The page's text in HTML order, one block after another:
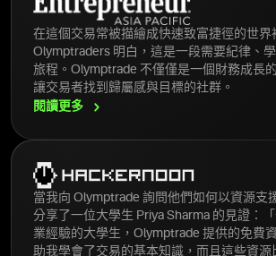
在這個交易常被描繪成快速致富捷徑的世界
Olymptraders 明白，這是一段需要紀律、
旅程。Olymptrade 不僅僅是一個財務成長
讓交易者找到歸屬感與目標的社群。
閱讀更多
當我向 Olymptrade 詢問他們如何以資源支
分享了一位大學生 Priya Sharma 的見證：
業經驗的大學生，Olymptrade 提供的免費
助我學會了交易的基本知識，而且這些資源